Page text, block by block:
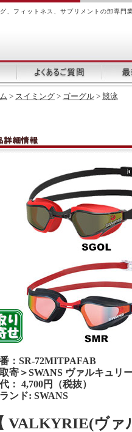
、フィットネス、サプリメントの卸専門
> スイミング > ゴーグル > 競泳
：SR-72MITPAFAB
取寄＞SWANS ヴァルキュリ
代： 4,700円（税抜）
ンド: SWANS
VALKYRIE(ヴ